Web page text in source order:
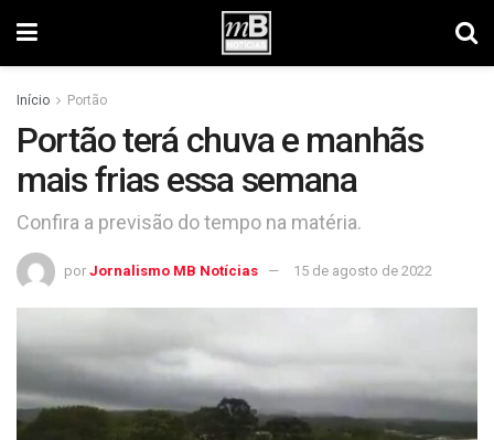
Início Portão
Portão terá chuva e manhãs
mais frias essa semana
Confira a previsão do tempo na matéria.
por Jornalismo MB Notícias 15 de agosto de 2022